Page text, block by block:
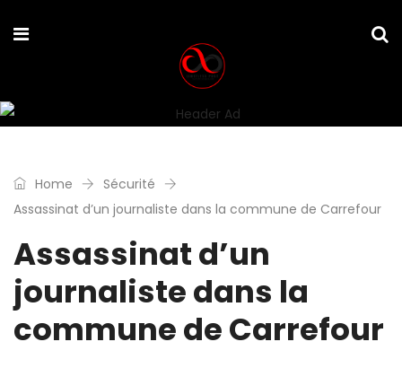
Home
Sécurité
Assassinat d’un journaliste dans la commune de Carrefour
Assassinat d’un
journaliste dans la
commune de Carrefour